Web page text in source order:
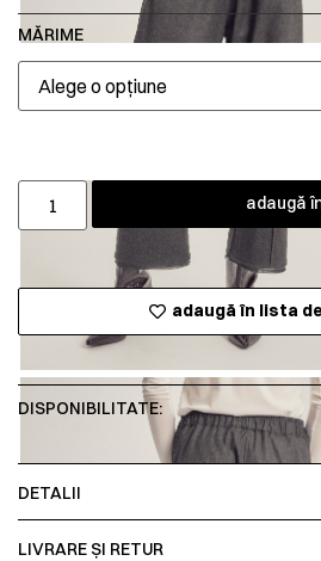
MĂRIME
adaugă
adaugă în lista
DISPONIBILITATE:
DETALII
LIVRARE ȘI RETUR